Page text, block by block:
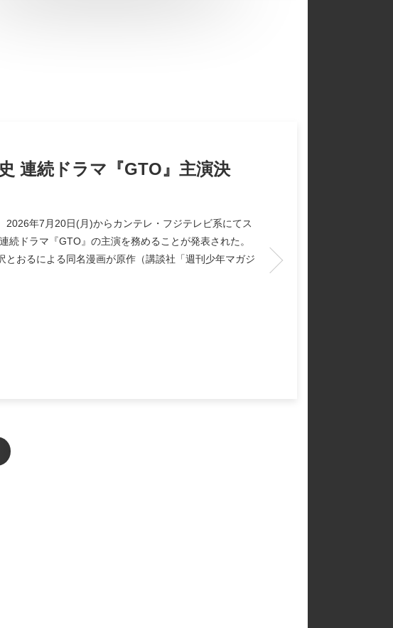
連続ドラマ『GTO』主演決
2026年7月20日(月)からカンテレ・フジテレビ系にてス
続ドラマ『GTO』の主演を務めることが発表された。
とおるによる同名漫画が原作（講談社「週刊少年マガジ